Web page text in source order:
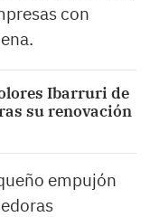
con
Ibarruri de
su renovación
empujón